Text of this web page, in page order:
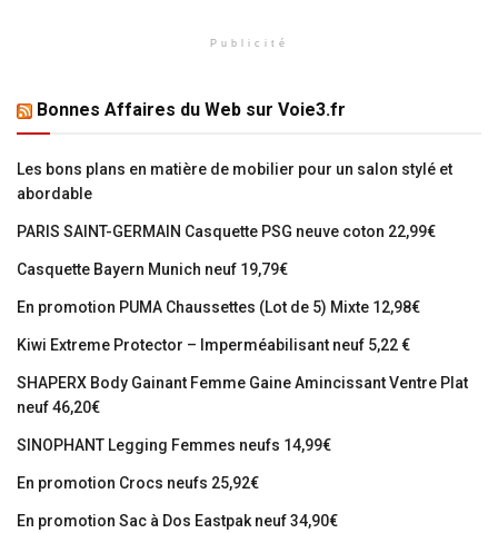
Publicité
Bonnes Affaires du Web sur Voie3.fr
Les bons plans en matière de mobilier pour un salon stylé et
abordable
PARIS SAINT-GERMAIN Casquette PSG neuve coton 22,99€
Casquette Bayern Munich neuf 19,79€
En promotion PUMA Chaussettes (Lot de 5) Mixte 12,98€
Kiwi Extreme Protector – Imperméabilisant neuf 5,22 €
SHAPERX Body Gainant Femme Gaine Amincissant Ventre Plat
neuf 46,20€
SINOPHANT Legging Femmes neufs 14,99€
En promotion Crocs neufs 25,92€
En promotion Sac à Dos Eastpak neuf 34,90€